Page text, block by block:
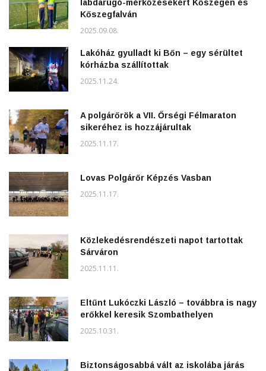
labdarúgó-mérkőzésekért Kőszegen és
Kőszegfalván
2025.09.08.
Lakóház gyulladt ki Bőn – egy sérültet
kórházba szállítottak
2025.11.24.
A polgárőrök a VII. Őrségi Félmaraton
sikeréhez is hozzájárultak
2025.11.17.
Lovas Polgárőr Képzés Vasban
2025.11.17.
Közlekedésrendészeti napot tartottak
Sárváron
2025.11.11.
Eltűnt Lukóczki László – továbbra is nagy
erőkkel keresik Szombathelyen
2025.10.31.
Biztonságosabbá vált az iskolába járás